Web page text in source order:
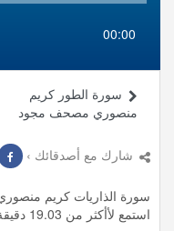
00:00
سورة الطور كريم
منصوري مصحف مجود
شارك مع أصدقائك ›
استمع لأأكثر من 19.03 دقيقة من تلاوات المميزة مجانا.